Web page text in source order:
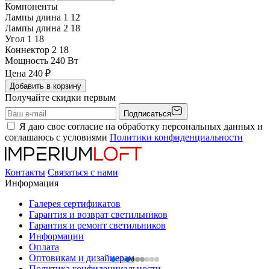
Компоненты
Лампы длина 1 12
Лампы длина 2 18
Угол 1 18
Коннектор 2 18
Мощность 240 Вт
Цена 240 ₽
Добавить в корзину
Получайте скидки первым
Подписаться
Я даю свое согласие на обработку персональных данных и
соглашаюсь с условиями Политики конфиденциальности
Контакты Связаться с нами
Информация
Галерея сертификатов
Гарантия и возврат светильников
Гарантия и ремонт светильников
Информации
Оплата
Оптовикам и дизайнерам